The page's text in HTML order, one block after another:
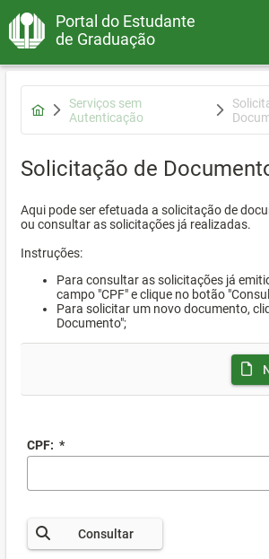
Portal do Estudante
de Graduação
Serviços sem
Autenticação
Solicitação de
Aqui pode ser efetuada a solicitação de
ou consultar as solicitações já realizadas.
Instruções:
Para consultar as solicitações já
campo "CPF" e clique no botão
Para solicitar um novo documento,
Documento";
CPF: *
Consultar